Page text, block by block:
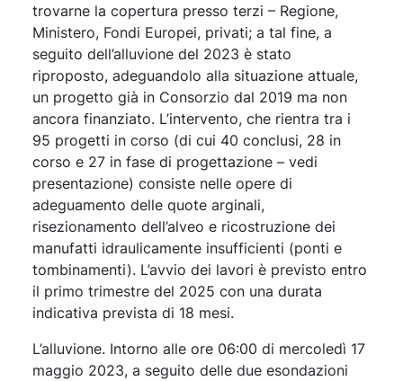
trovarne la copertura presso terzi – Regione,
Ministero, Fondi Europei, privati; a tal fine, a
seguito dell’alluvione del 2023 è stato
riproposto, adeguandolo alla situazione attuale,
un progetto già in Consorzio dal 2019 ma non
ancora finanziato. L’intervento, che rientra tra i
95 progetti in corso (di cui 40 conclusi, 28 in
corso e 27 in fase di progettazione – vedi
presentazione) consiste nelle opere di
adeguamento delle quote arginali,
risezionamento dell’alveo e ricostruzione dei
manufatti idraulicamente insufficienti (ponti e
tombinamenti). L’avvio dei lavori è previsto entro
il primo trimestre del 2025 con una durata
indicativa prevista di 18 mesi.
L’alluvione. Intorno alle ore 06:00 di mercoledì 17
maggio 2023, a seguito delle due esondazioni